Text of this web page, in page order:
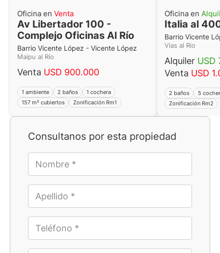
Consultanos por esta propiedad
Oficina en Venta
Av Libertador 100 -
Complejo Oficinas Al Río
Barrio Vicente López - Vicente López
Maipu al Río
Venta USD 900.000
1 ambiente 2 baños
1 cochera
157 m² cubiertos
Zonificación Rm1
Oficina en
Italia al
Barrio Vicente
Vias al Rio
Alquiler USD
Venta USD
2 baños
5
Zonificación Rm2